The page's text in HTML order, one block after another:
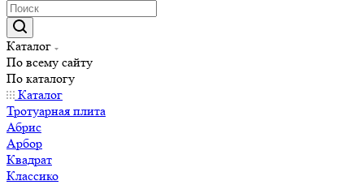
Каталог
По всему сайту
По каталогу
Каталог
Тротуарная плита
Абрис
Арбор
Квадрат
Классико